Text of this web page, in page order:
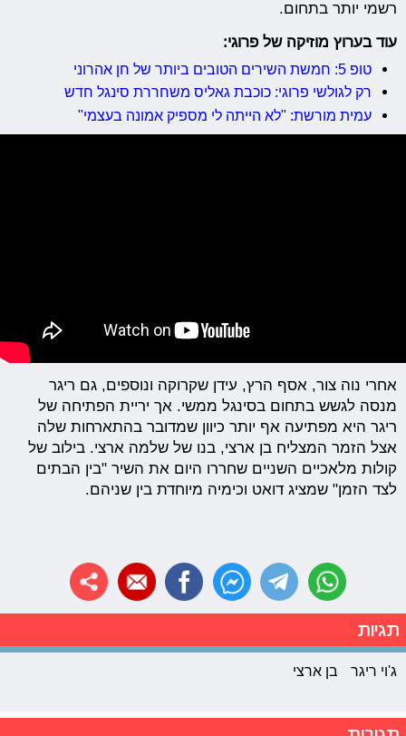
רשמי יותר בתחום.
עוד בערוץ מוזיקה של פרוגי:
טופ 5: חמשת השירים הטובים ביותר של חן אהרוני
רק לגולשי פרוגי: כוכבת גאליס משחררת סינגל חדש
עמית מורשת: "לא הייתה לי מספיק אמונה בעצמי"
אחרי נוה צור, אסף הרץ, עידן שקרוקה ונוספים, גם ריגר
מנסה לגשש בתחום בסינגל ממשי. אך יריית הפתיחה של
ריגר היא מפתיעה אף יותר כיוון שמדובר בהתארחות שלה
אצל הזמר המצליח בן ארצי, בנו של שלמה ארצי. בילוב של
קולות מלאכיים השניים שחררו היום את השיר "בין הבתים
לצד הזמן" שמציג דואט וכימיה מיוחדת בין שניהם.
תגיות
ג'וי ריגר בן ארצי